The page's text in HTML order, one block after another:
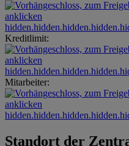
Kreditlimit:
Mitarbeiter:
Standort der